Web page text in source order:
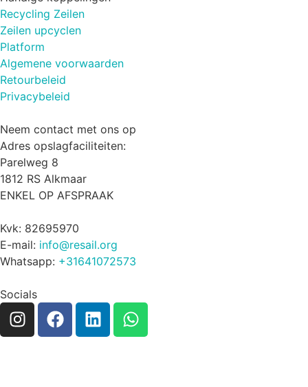
Recycling Zeilen
Zeilen upcyclen
Platform
Algemene voorwaarden
Retourbeleid
Privacybeleid
Neem contact met ons op
Adres opslagfaciliteiten:
Parelweg 8
1812 RS Alkmaar
ENKEL OP AFSPRAAK
Kvk: 82695970
E-mail: info@resail.org
Whatsapp: +31641072573
Socials